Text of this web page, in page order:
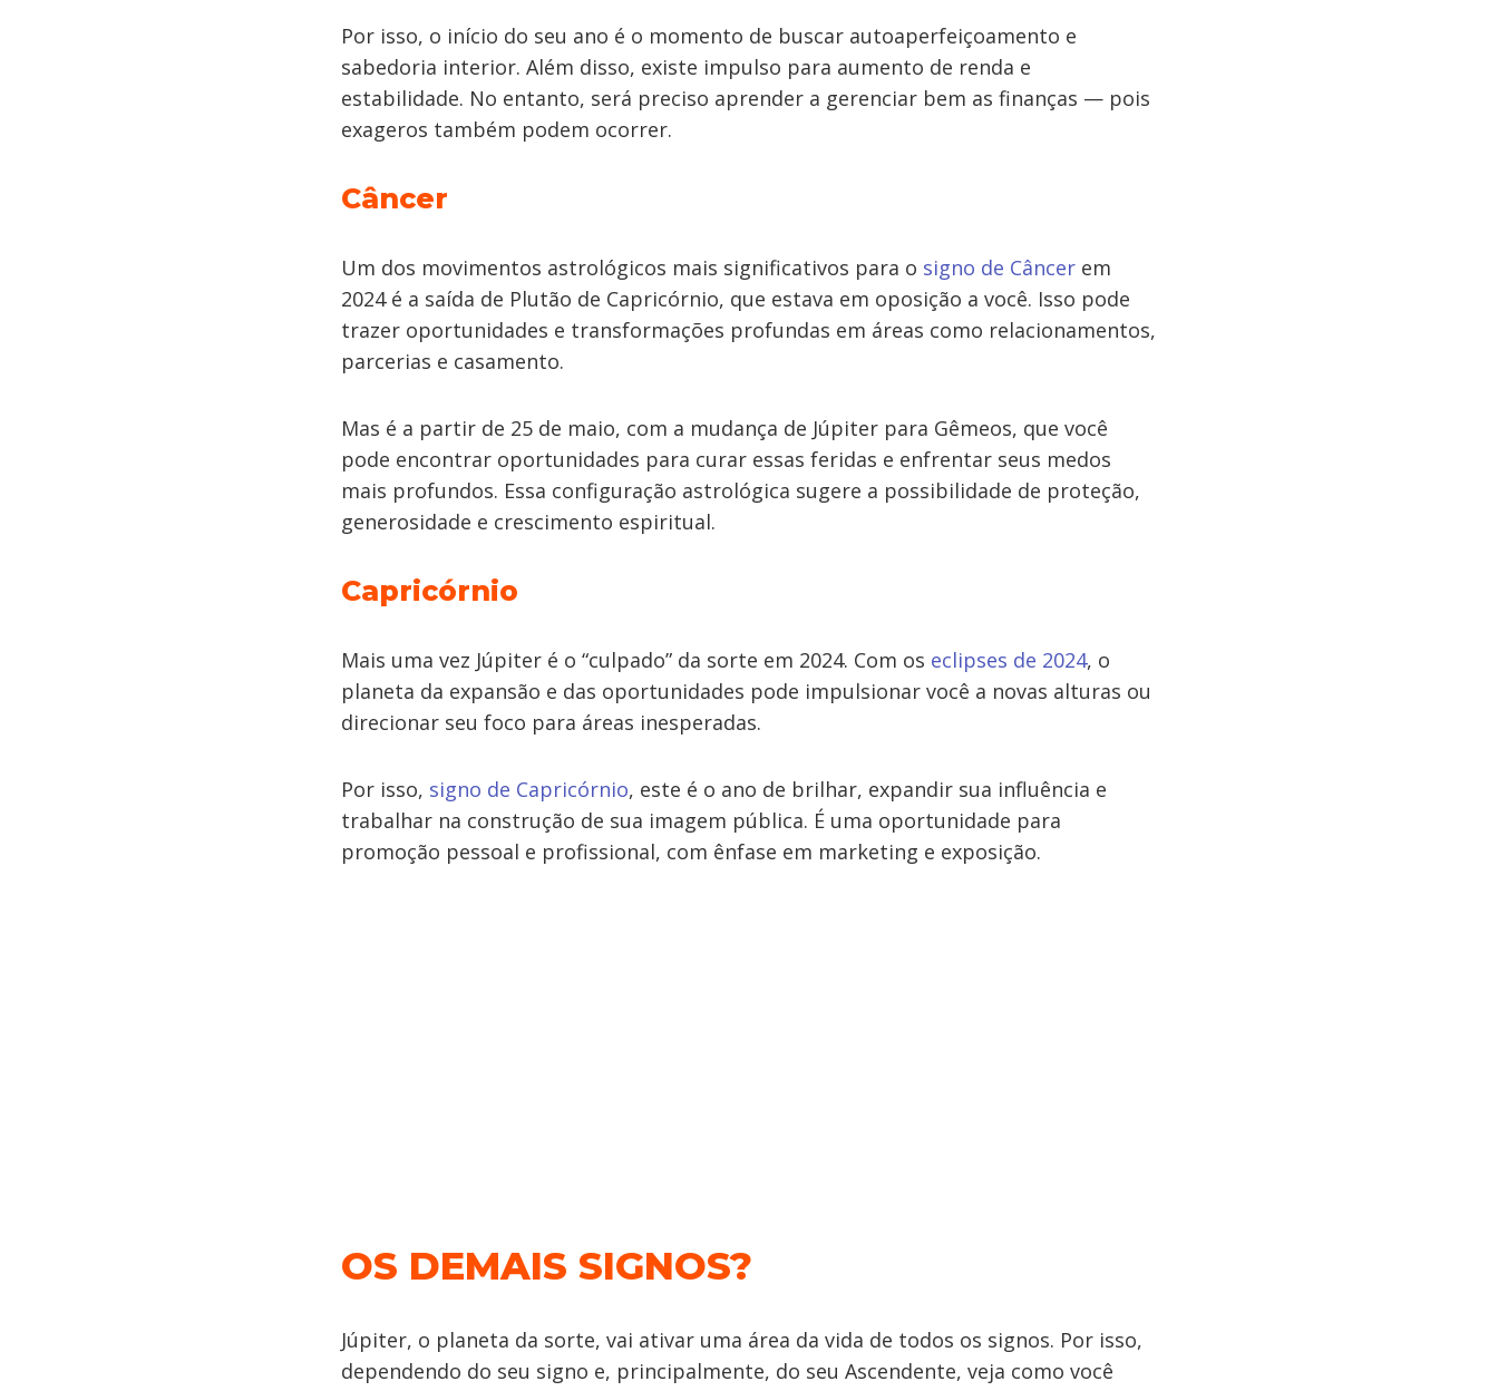
Por isso, o início do seu ano é o momento de buscar autoaperfeiçoamento e
sabedoria interior. Além disso, existe impulso para aumento de renda e
estabilidade. No entanto, será preciso aprender a gerenciar bem as finanças — pois
exageros também podem ocorrer.
Câncer
Um dos movimentos astrológicos mais significativos para o signo de Câncer em
2024 é a saída de Plutão de Capricórnio, que estava em oposição a você. Isso pode
trazer oportunidades e transformações profundas em áreas como relacionamentos,
parcerias e casamento.
Mas é a partir de 25 de maio, com a mudança de Júpiter para Gêmeos, que você
pode encontrar oportunidades para curar essas feridas e enfrentar seus medos
mais profundos. Essa configuração astrológica sugere a possibilidade de proteção,
generosidade e crescimento espiritual.
Capricórnio
Mais uma vez Júpiter é o “culpado” da sorte em 2024. Com os eclipses de 2024, o
planeta da expansão e das oportunidades pode impulsionar você a novas alturas ou
direcionar seu foco para áreas inesperadas.
Por isso, signo de Capricórnio, este é o ano de brilhar, expandir sua influência e
trabalhar na construção de sua imagem pública. É uma oportunidade para
promoção pessoal e profissional, com ênfase em marketing e exposição.
OS DEMAIS SIGNOS?
Júpiter, o planeta da sorte, vai ativar uma área da vida de todos os signos. Por isso,
dependendo do seu signo e, principalmente, do seu Ascendente, veja como você